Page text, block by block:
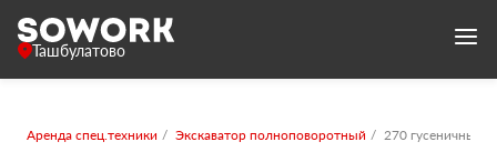
Ташбулатово
Аренда спец.техники Экскаватор полноповоротный 270 гусеничный